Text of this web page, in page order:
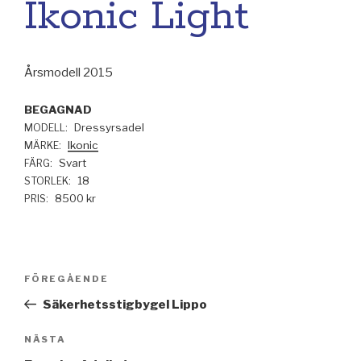
Ikonic Light
Årsmodell 2015
BEGAGNAD
MODELL: Dressyrsadel
MÄRKE: Ikonic
FÄRG: Svart
STORLEK: 18
PRIS: 8500 kr
Föregående
inlägg
FÖREGÅENDE
Säkerhetsstigbygel Lippo
Nästa
NÄSTA